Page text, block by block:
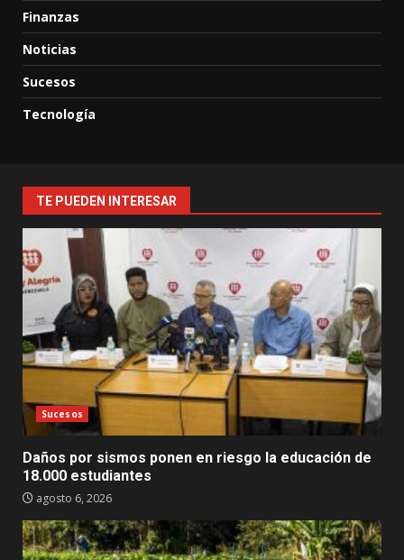
Finanzas
Noticias
Sucesos
Tecnología
TE PUEDEN INTERESAR
Sucesos
Daños por sismos ponen en riesgo la educación de
18.000 estudiantes
agosto 6, 2026